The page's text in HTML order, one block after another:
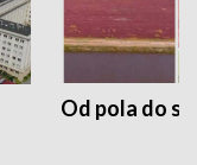
Od pola do